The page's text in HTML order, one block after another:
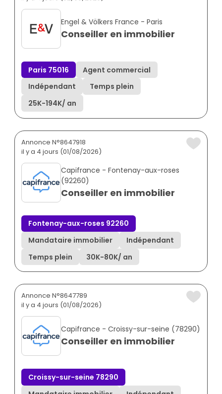
Engel & Völkers France - Paris
Conseiller en immobilier
Paris 75016
Agent commercial
Indépendant
Temps plein
25K-194K/ an
Annonce N°8647918
il y a 4 jours (01/08/2026)
Capifrance - Fontenay-aux-roses
(92260)
Conseiller en immobilier
Fontenay-aux-roses 92260
Mandataire immobilier
Indépendant
Temps plein
30K-80K/ an
Annonce N°8647789
il y a 4 jours (01/08/2026)
Capifrance - Croissy-sur-seine (78290)
Conseiller en immobilier
Croissy-sur-seine 78290